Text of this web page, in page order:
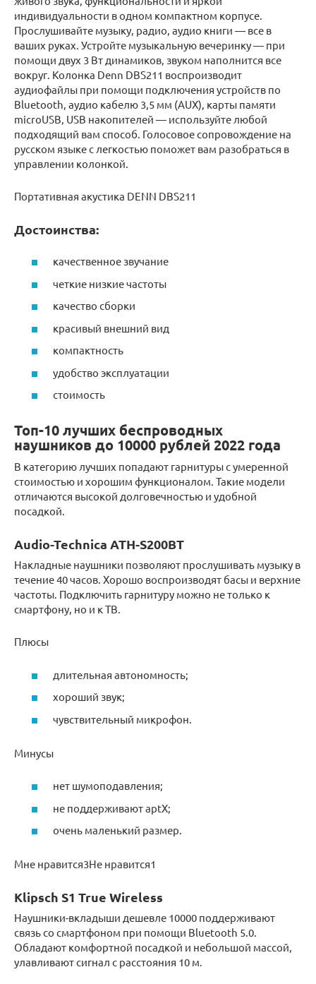
индивидуальности в одном компактном корпусе.
Прослушивайте музыку, радио, аудио книги — все в
ваших руках. Устройте музыкальную вечеринку — при
помощи двух 3 Вт динамиков, звуком наполнится все
вокруг. Колонка Denn DBS211 воспроизводит
аудиофайлы при помощи подключения устройств по
Bluetooth, аудио кабелю 3,5 мм (AUX), карты памяти
microUSB, USB накопителей — используйте любой
подходящий вам способ. Голосовое сопровождение на
русском языке с легкостью поможет вам разобраться в
управлении колонкой.
Портативная акустика DENN DBS211
Достоинства:
качественное звучание
четкие низкие частоты
качество сборки
красивый внешний вид
компактность
удобство эксплуатации
стоимость
Топ-10 лучших беспроводных
наушников до 10000 рублей 2022 года
В категорию лучших попадают гарнитуры с умеренной
стоимостью и хорошим функционалом. Такие модели
отличаются высокой долговечностью и удобной
посадкой.
Audio-Technica ATH-S200BT
Накладные наушники позволяют прослушивать музыку в
течение 40 часов. Хорошо воспроизводят басы и верхние
частоты. Подключить гарнитуру можно не только к
смартфону, но и к ТВ.
Плюсы
длительная автономность;
хороший звук;
чувствительный микрофон.
Минусы
нет шумоподавления;
не поддерживают aptX;
очень маленький размер.
Мне нравится3Не нравится1
Klipsch S1 True Wireless
Наушники-вкладыши дешевле 10000 поддерживают
связь со смартфоном при помощи Bluetooth 5.0.
Обладают комфортной посадкой и небольшой массой,
улавливают сигнал с расстояния 10 м.